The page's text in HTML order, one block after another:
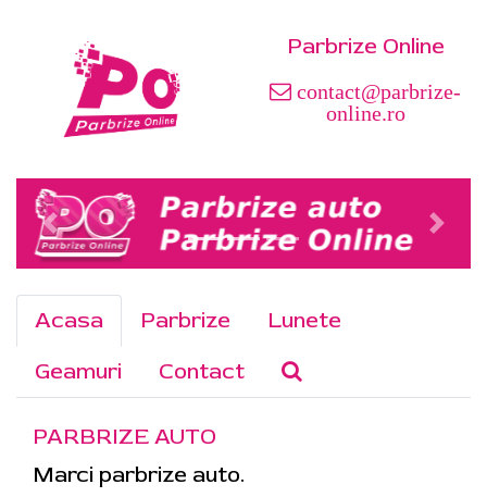
Parbrize Online
contact@parbrize-
online.ro
Acasa Parbrize
Lunete
Geamuri
Contact
PARBRIZE AUTO
Marci parbrize auto.